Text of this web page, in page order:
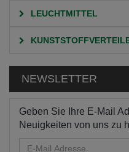
LEUCHTMITTEL
NEWSLETTER
Geben Sie Ihre E-Mail
Neuigkeiten von uns zu